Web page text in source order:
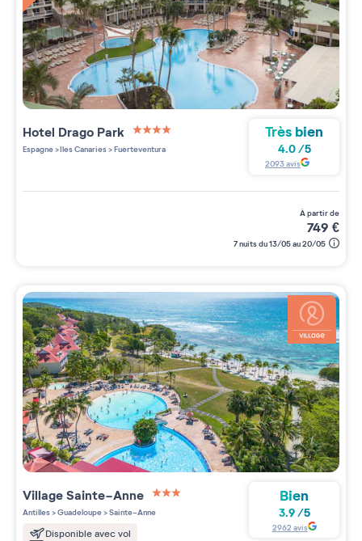
Hotel Drago Park
4 étoiles sur 5
Espagne>Iles Canaries>Fuerteventura
Très bien
4.0/5
2093avis
à partir de
749 €
7 nuits du 13/05 au 20/05
VillageSainte-Anne
3 étoiles sur 5
Antilles>Guadeloupe>Sainte-Anne
Disponible avec vol
Bien
3.9 /5
2962 avis